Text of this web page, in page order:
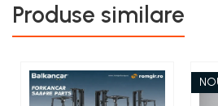
Produse similare